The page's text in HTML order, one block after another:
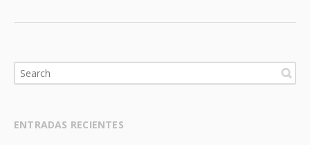
ENTRADAS RECIENTES